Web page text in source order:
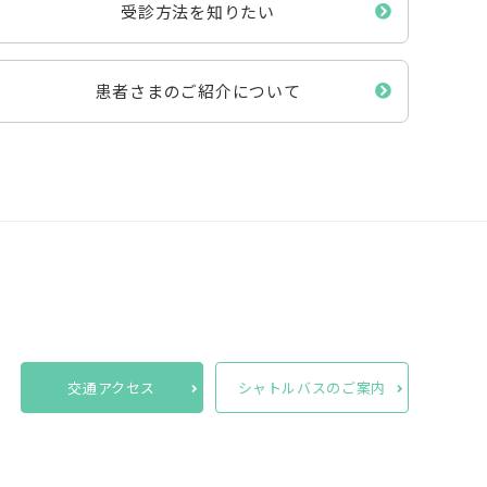
受診方法を知りたい
患者さまのご紹介について
交通アクセス シャトルバスのご案内